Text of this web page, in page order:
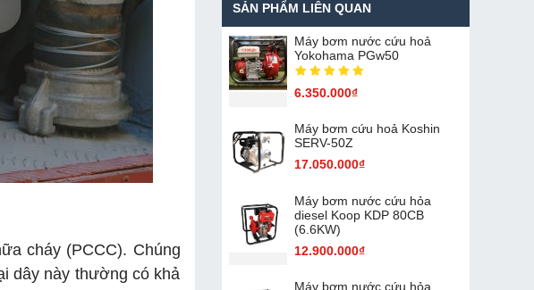
cháy (PCCC). Chúng
dây này thường có khả
SẢN PHẨM LIÊN QUAN
Máy bơm nước cứu hoả
Yokohama PGw50
6.350.000₫
Máy bơm cứu hoả Koshin
SERV-50Z
17.050.000₫
Máy bơm nước cứu hỏa
diesel Koop KDP 80CB
(6.6KW)
12.900.000₫
Máy bơm nước cứu hỏa